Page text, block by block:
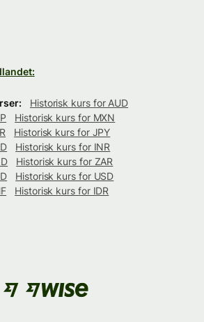
Historisk kurs for AUD
Historisk kurs for MXN
Historisk kurs for JPY
Historisk kurs for INR
Historisk kurs for ZAR
Historisk kurs for USD
Historisk kurs for IDR